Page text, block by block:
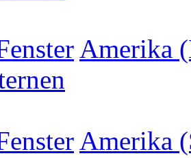
Amerika
Amerika